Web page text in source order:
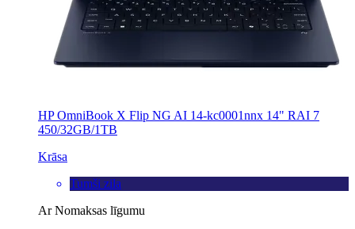
HP OmniBook X Flip NG AI 14-kc0001nnx 14" RAI 7
450/32GB/1TB
Krāsa
Tumši zila
Ar Nomaksas līgumu